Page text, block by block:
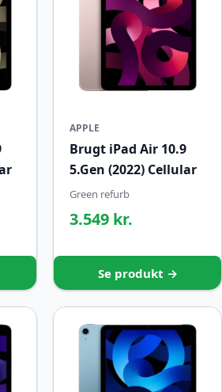
APPLE
Brugt iPad Air 10.9
5.Gen (2022) Cellular
Green refurb
3.549 kr.
Se produkt →